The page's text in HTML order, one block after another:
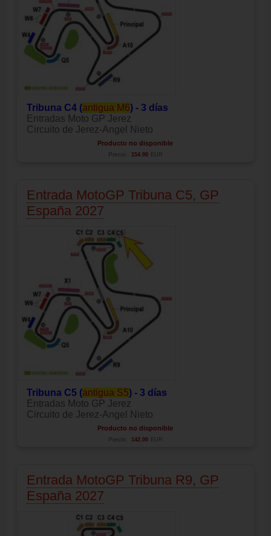
Tribuna C4 (antigua M6) - 3 días
Entradas Moto GP Jerez
Circuito de Jerez-Angel Nieto
Producto no disponible
Precio: 154.00 EUR
Entrada MotoGP Tribuna C5, GP
España 2027
Tribuna C5 (antigua S5) - 3 días
Entradas Moto GP Jerez
Circuito de Jerez-Angel Nieto
Producto no disponible
Precio: 142.00 EUR
Entrada MotoGP Tribuna R9, GP
España 2027